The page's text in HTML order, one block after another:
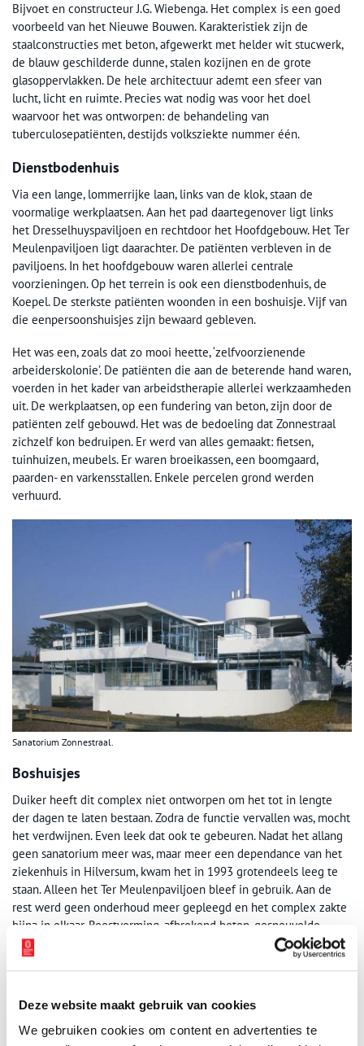
Deze website maakt gebruik van cookies
We gebruiken cookies om content en advertenties te
Bijvoet en constructeur J.G. Wiebenga. Het complex is een goed
voorbeeld van het Nieuwe Bouwen. Karakteristiek zijn de
staalconstructies met beton, afgewerkt met helder wit stucwerk,
de blauw geschilderde dunne, stalen kozijnen en de grote
glasoppervlakken. De hele architectuur ademt een sfeer van
lucht, licht en ruimte. Precies wat nodig was voor het doel
waarvoor het was ontworpen: de behandeling van
tuberculosepatiënten, destijds volksziekte nummer één.
Dienstbodenhuis
Via een lange, lommerrijke laan, links van de klok, staan de
voormalige werkplaatsen. Aan het pad daartegenover ligt links
het Dresselhuyspaviljoen en rechtdoor het Hoofdgebouw. Het Ter
Meulenpaviljoen ligt daarachter. De patiënten verbleven in de
paviljoens. In het hoofdgebouw waren allerlei centrale
voorzieningen. Op het terrein is ook een dienstbodenhuis, de
Koepel. De sterkste patiënten woonden in een boshuisje. Vijf van
die eenpersoonshuisjes zijn bewaard gebleven.
Het was een, zoals dat zo mooi heette, ‘zelfvoorzienende
arbeiderskolonie’. De patiënten die aan de beterende hand waren,
voerden in het kader van arbeidstherapie allerlei werkzaamheden
uit. De werkplaatsen, op een fundering van beton, zijn door de
patiënten zelf gebouwd. Het was de bedoeling dat Zonnestraal
zichzelf kon bedruipen. Er werd van alles gemaakt: fietsen,
tuinhuizen, meubels. Er waren broeikassen, een boomgaard,
paarden- en varkensstallen. Enkele percelen grond werden
verhuurd.
Sanatorium Zonnestraal.
Boshuisjes
Duiker heeft dit complex niet ontworpen om het tot in lengte
der dagen te laten bestaan. Zodra de functie vervallen was, mocht
het verdwijnen. Even leek dat ook te gebeuren. Nadat het allang
geen sanatorium meer was, maar meer een dependance van het
ziekenhuis in Hilversum, kwam het in 1993 grotendeels leeg te
staan. Alleen het Ter Meulenpaviljoen bleef in gebruik. Aan de
rest werd geen onderhoud meer gepleegd en het complex zakte
bijna in elkaar. Roestvorming, afbrekend beton, gesneuvelde
ruiten, vandalisme gaven het eens zo fiere Zonnestraal een
treurige aanblik.
rijksmonumenten te krijgen. Dat is gelukt. Ingrijpende renovatie
en restauratie volgden. De boshuisjes bijvoorbeeld zijn door